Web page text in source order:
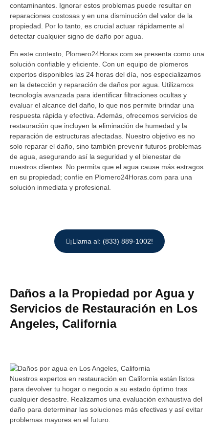
contaminantes. Ignorar estos problemas puede resultar en
reparaciones costosas y en una disminución del valor de la
propiedad. Por lo tanto, es crucial actuar rápidamente al
detectar cualquier signo de daño por agua.
En este contexto, Plomero24Horas.com se presenta como una
solución confiable y eficiente. Con un equipo de plomeros
expertos disponibles las 24 horas del día, nos especializamos
en la detección y reparación de daños por agua. Utilizamos
tecnología avanzada para identificar filtraciones ocultas y
evaluar el alcance del daño, lo que nos permite brindar una
respuesta rápida y efectiva. Además, ofrecemos servicios de
restauración que incluyen la eliminación de humedad y la
reparación de estructuras afectadas. Nuestro objetivo es no
solo reparar el daño, sino también prevenir futuros problemas
de agua, asegurando así la seguridad y el bienestar de
nuestros clientes. No permita que el agua cause más estragos
en su propiedad; confíe en Plomero24Horas.com para una
solución inmediata y profesional.
¡Llama al: (833) 889-1002!
Daños a la Propiedad por Agua y
Servicios de Restauración en Los
Angeles, California
Nuestros expertos en restauración en California están listos
para devolver tu hogar o negocio a su estado óptimo tras
cualquier desastre. Realizamos una evaluación exhaustiva del
daño para determinar las soluciones más efectivas y así evitar
problemas mayores en el futuro.